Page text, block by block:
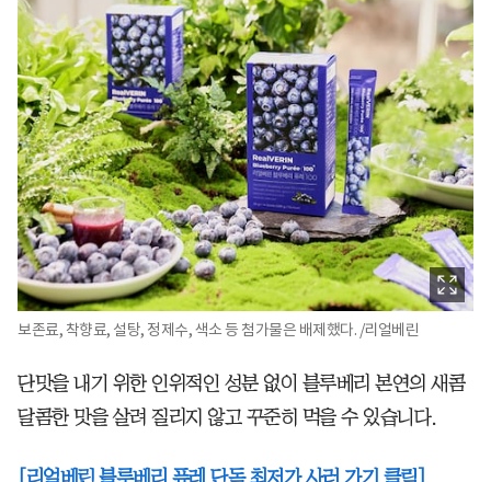
보존료, 착향료, 설탕, 정제수, 색소 등 첨가물은 배제했다. /리얼베린
단맛을 내기 위한 인위적인 성분 없이 블루베리 본연의 새콤
달콤한 맛을 살려 질리지 않고 꾸준히 먹을 수 있습니다.
[리얼베린 블루베리 퓨레 단독 최저가 사러 가기 클릭]